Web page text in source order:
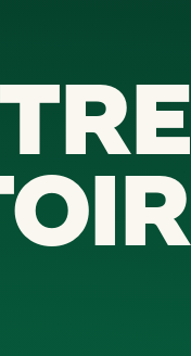
RE
OIR